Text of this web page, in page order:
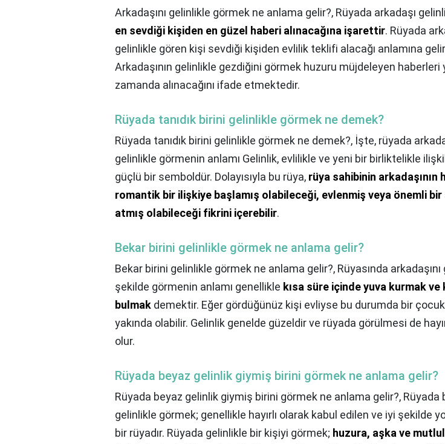
Arkadaşını gelinlikle görmek ne anlama gelir?, Rüyada arkadaşı
en sevdiği kişiden en güzel haberi alınacağına işarettir. Rüyada
gelinlikle gören kişi sevdiği kişiden evlilik teklifi alacağı anlamına
Arkadaşının gelinlikle gezdiğini görmek huzuru müjdeleyen haberleri
zamanda alınacağını ifade etmektedir.
Rüyada tanıdık birini gelinlikle görmek ne demek?
Rüyada tanıdık birini gelinlikle görmek ne demek?, İşte, rüyada
gelinlikle görmenin anlamı Gelinlik, evlilikle ve yeni bir birliktelikle
güçlü bir semboldür. Dolayısıyla bu rüya, rüya sahibinin arkadaşının
romantik bir ilişkiye başlamış olabileceği, evlenmiş veya önemli bir
atmış olabileceği fikrini içerebilir.
Bekar birini gelinlikle görmek ne anlama gelir?
Bekar birini gelinlikle görmek ne anlama gelir?, Rüyasında
şekilde görmenin anlamı genellikle kısa süre içinde yuva kurmak ve
bulmak demektir. Eğer gördüğünüz kişi evliyse bu durumda bir
yakında olabilir. Gelinlik genelde güzeldir ve rüyada görülmesi de
olur.
Rüyada beyaz gelinlik giymiş birini görmek ne anlama gelir?
Rüyada beyaz gelinlik giymiş birini görmek ne anlama gelir?, Rüyada
gelinlikle görmek; genellikle hayırlı olarak kabul edilen ve iyi şekilde
bir rüyadır. Rüyada gelinlikle bir kişiyi görmek; huzura, aşka ve